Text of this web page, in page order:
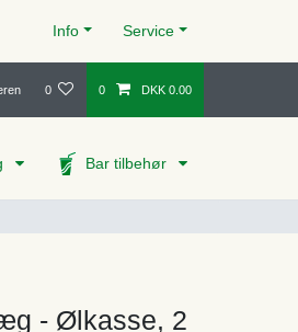
Info Service
0 0 DKK 0.00
Bar tilbehør
- Ølkasse, 2